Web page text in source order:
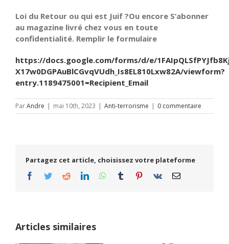
Loi du Retour ou qui est Juif ?Ou encore S’abonner
au magazine livré chez vous en toute
confidentialité. Remplir le formulaire
https://docs.google.com/forms/d/e/
X17w0DGPAuBlCGvqVUdh_Is8EL810Lxw82A/viewform?
entry.1189475001=Recipient_Email
ParAndre | mai 10th, 2023 | Anti-terrorisme | 0 commentaire
Partagez cet article, choisissez votre plateforme
Facebook
TwitterRedditLinkedInWhatsApp
Tumblr Pinterest
Vk Email
Articles similaires